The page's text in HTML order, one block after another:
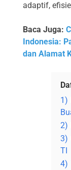
adaptif,
Baca Juga:
Indonesia:
dan Alamat
1)
2)
3)
TI
4)